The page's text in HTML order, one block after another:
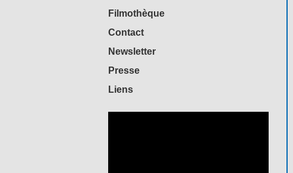
Filmothèque
Contact
Newsletter
Presse
Liens